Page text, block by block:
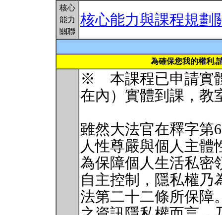
核心
能力
關聯
核心能力與課程規劃
為確保您我的權利,
※ 本課程已申請實
在內）實體到課，教
雖然大法官在釋字第
人性尊嚴與個人主體
為保障個人生活私密
自主控制，隱私權乃
法第二十二條所保障